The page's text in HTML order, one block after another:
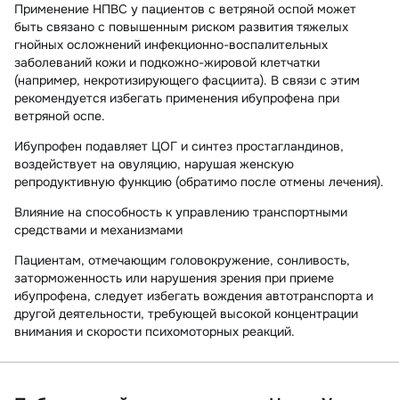
Применение НПВС у пациентов с ветряной оспой может
быть связано с повышенным риском развития тяжелых
гнойных осложнений инфекционно-воспалительных
заболеваний кожи и подкожно-жировой клетчатки
(например, некротизирующего фасциита). В связи с этим
рекомендуется избегать применения ибупрофена при
ветряной оспе.
Ибупрофен подавляет ЦОГ и синтез простагландинов,
воздействует на овуляцию, нарушая женскую
репродуктивную функцию (обратимо после отмены лечения).
Влияние на способность к управлению транспортными
средствами и механизмами
Пациентам, отмечающим головокружение, сонливость,
заторможенность или нарушения зрения при приеме
ибупрофена, следует избегать вождения автотранспорта и
другой деятельности, требующей высокой концентрации
внимания и скорости психомоторных реакций.